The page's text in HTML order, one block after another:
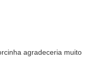
agradeceria muito